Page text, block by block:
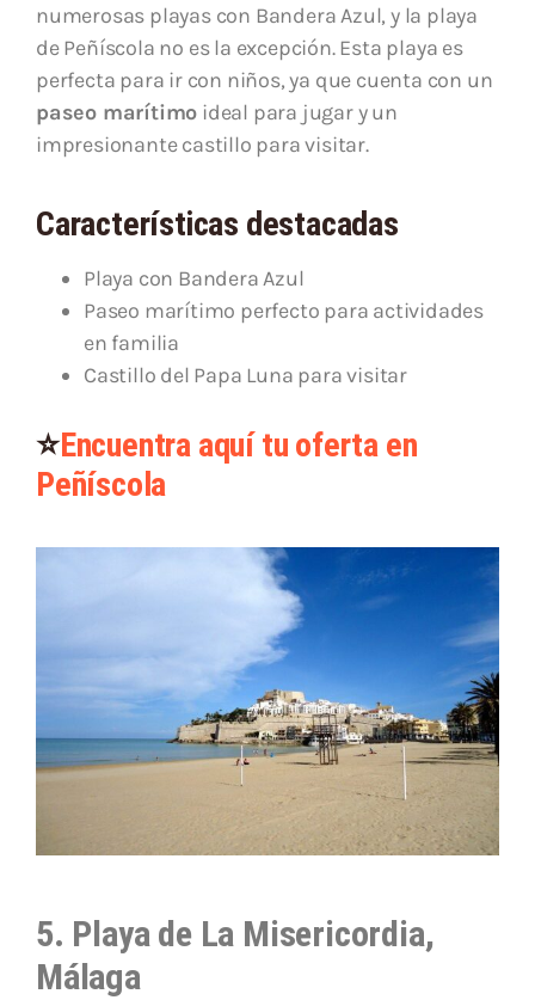
numerosas playas con Bandera Azul, y la playa
de Peñíscola no es la excepción. Esta playa es
perfecta para ir con niños, ya que cuenta con un
paseo marítimo ideal para jugar y un
impresionante castillo para visitar.
Características destacadas
Playa con Bandera Azul
Paseo marítimo perfecto para actividades
en familia
Castillo del Papa Luna para visitar
⭐Encuentra aquí tu oferta en
Peñíscola
5. Playa de La Misericordia,
Málaga